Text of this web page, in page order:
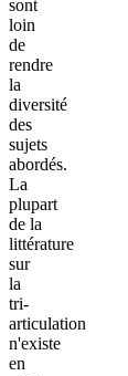
sont
loin
de
rendre
la
diversité
des
sujets
abordés.
La
plupart
de la
littérature
sur
la
tri-
articulation
n'existe
en